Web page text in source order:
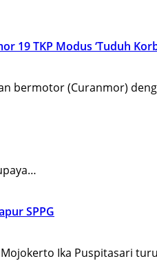
19 TKP Modus ‘Tuduh
bermotor (Curanmor)
SPPG
Mojokerto Ika Puspitasari